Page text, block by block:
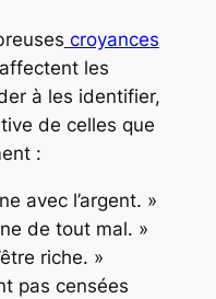
croyances
les
à les identifier,
de celles que
:
avec l’argent. »
de tout mal. »
riche. »
pas censées